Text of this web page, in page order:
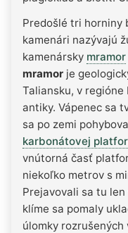
Predošlé tri horniny
kamenári nazývajú
kamenársky mramor
mramor je
Taliansku, v regióne
antiky. Vápenec sa
sa po zemi
karbonátovej
vnútorná časť
niekoľko metrov s
Prejavovali sa tu
klíme sa pomaly
úlomky